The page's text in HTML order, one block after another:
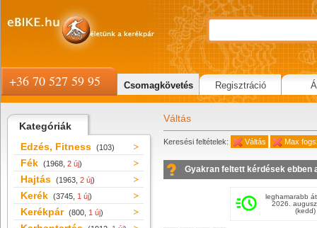
Kategóriák
Edzés, Fitness (103)
Fék (1968, 2 új)
Hajtás (1963, 2 új)
Kerék (3745, 1 új)
Kerékpár (800, 1 új)
Váltás
Keresési feltételek: Váltás Max
Gyakran feltett kérdések ebben
leghamarabb
2026.
(kedd)
+36 70 527 59 95 Csomagkövetés Regisztráció